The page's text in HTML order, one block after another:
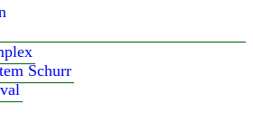
Schurr